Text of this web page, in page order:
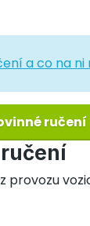
a co na ni
ručení
provozu